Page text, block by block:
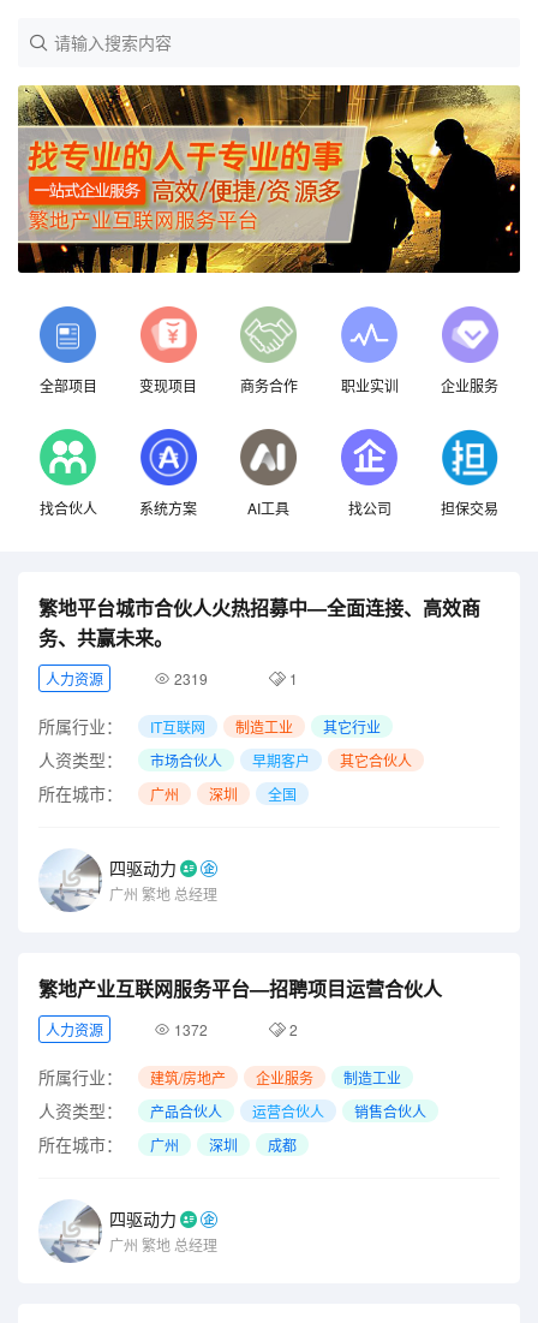
请输入搜索内容
全部项目 变现项目 商务合作 职业实训 企业服务
找合伙人 系统方案 AI工具 找公司 担保交易
繁地平台城市合伙人火热招募中—全面连接、高效商
务、共赢未来。
人力资源 2319 1
所属行业： IT互联网 制造工业 其它行业
人资类型： 市场合伙人 早期客户 其它合伙人
所在城市： 广州 深圳 全国
四驱动力
广州 繁地 总经理
繁地产业互联网服务平台—招聘项目运营合伙人
人力资源 1372 2
所属行业： 建筑/房地产 企业服务 制造工业
人资类型： 产品合伙人 运营合伙人 销售合伙人
所在城市： 广州 深圳 成都
四驱动力
广州 繁地 总经理